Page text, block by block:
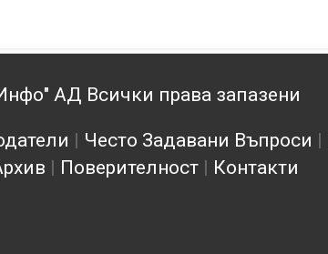
АД Всички права запазени
| Често Задавани Въпроси |
| Поверителност| Контакти